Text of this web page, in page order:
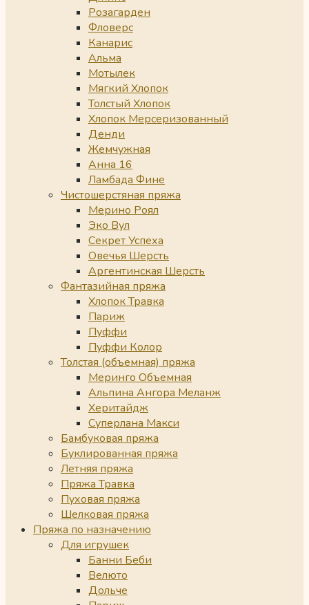
Розагарден
Фловерс
Канарис
Альма
Мотылек
Мягкий Хлопок
Толстый Хлопок
Хлопок Мерсеризованный
Денди
Жемчужная
Анна 16
Ламбада Фине
Чистошерстяная пряжа
Мерино Роял
Эко Вул
Секрет Успеха
Овечья Шерсть
Аргентинская Шерсть
Фантазийная пряжа
Хлопок Травка
Париж
Пуффи
Пуффи Колор
Толстая (объемная) пряжа
Меринго Объемная
Альпина Ангора Меланж
Херитайдж
Суперлана Макси
Бамбуковая пряжа
Буклированная пряжа
Летняя пряжа
Пряжа Травка
Пуховая пряжа
Шелковая пряжа
Пряжа по назначению
Для игрушек
Банни Беби
Велюто
Дольче